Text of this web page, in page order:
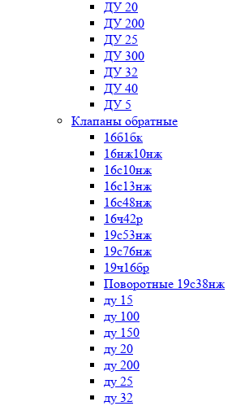
ДУ 20
ДУ 200
ДУ 25
ДУ 300
ДУ 32
ДУ 40
ДУ 5
Клапаны обратные
16б1бк
16нж10нж
16с10нж
16с13нж
16с48нж
16ч42р
19с53нж
19с76нж
19ч16бр
Поворотные 19с38нж
ду 15
ду 100
ду 150
ду 20
ду 200
ду 25
ду 32